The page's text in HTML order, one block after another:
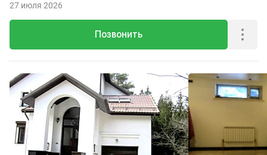
Позвонить
27 июля 2026